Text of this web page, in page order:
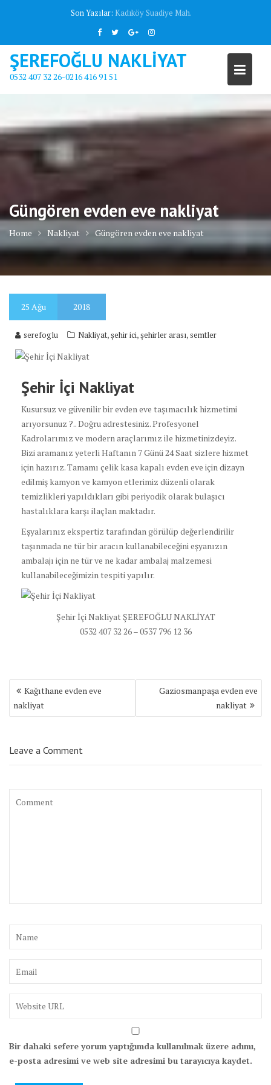
Son Yazılar:Kadıköy Sahrayıcedit Mah. evden eve
ŞEREFOĞLU NAKLİYAT
0532 407 32 26-0216 416 91 51
Güngören evden eve nakliyat
Home Nakliyat Güngören evden eve nakliyat
25 Ağu 2018
serefoglu Nakliyat,şehir ici,şehirler arası,semtler
Şehir İçi Nakliyat
Kusursuz ve güvenilir bir evden eve taşımacılık hizmetimi
arıyorsunuz ?.. Doğru adrestesiniz. Profesyonel
Kadrolarımız ve modern araçlarımız ile hizmetinizdeyiz.
Bizi aramanız yeterli Haftanın 7 Günü 24 Saat sizlere hizmet
için hazırız. Tamamı çelik kasa kapalı evden eve için dizayn
edilmiş kamyon ve kamyon etlerimiz düzenli olarak
temizlikleri yapıldıkları gibi periyodik olarak bulaşıcı
hastalıklara karşı ilaçlan maktadır.
Eşyalarınız ekspertiz tarafından görülüp değerlendirilir
taşınmada ne tür bir aracın kullanabileceğini eşyanızın
ambalajı için ne tür ve ne kadar ambalaj malzemesi
kullanabileceğimizin tespiti yapılır.
Şehir İçi Nakliyat ŞEREFOĞLU NAKLİYAT
0532 407 32 26 – 0537 796 12 36
Yazı
dolaşımı
Kağıthane evden eve
nakliyat
Gaziosmanpaşa evden eve
nakliyat
Leave a Comment
Bir dahaki sefere yorum yaptığımda kullanılmak üzere adımı,
e-posta adresimi ve web site adresimi bu tarayıcıya kaydet.